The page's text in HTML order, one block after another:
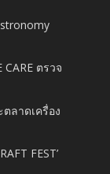
ตรวจ
ตลาดเครื่อง
FEST’